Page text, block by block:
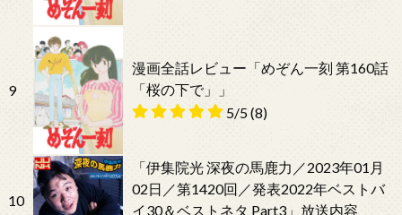
9
漫画全話レビュー「めぞん一刻 第160話
「桜の下で」」
5/5(8)
10
「伊集院光 深夜の馬鹿力／2023年01月
02日／第1420回／発表2022年ベストバ
イ30＆ベストネタ Part3」放送内容